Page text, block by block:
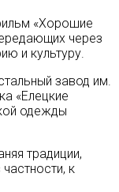
«Хорошие
через
и культуру.
завод им.
«Елецкие
одежды
традиции,
к